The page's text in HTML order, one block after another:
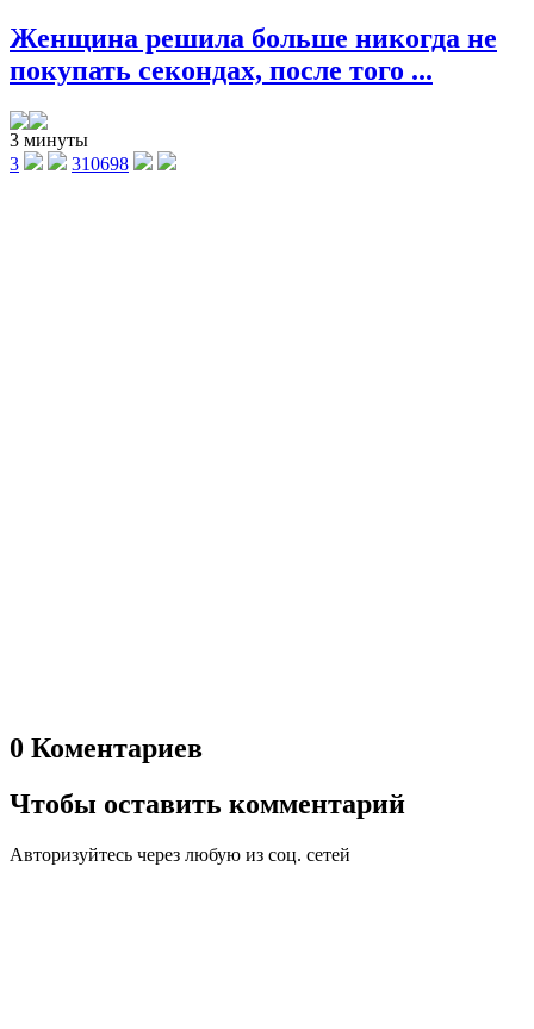
Женщина решила больше никогда не
покупать секондах, после того ...
3 минуты
3
310698
0 Коментариев
Чтобы оставить комментарий
Авторизуйтесь через любую из соц. сетей